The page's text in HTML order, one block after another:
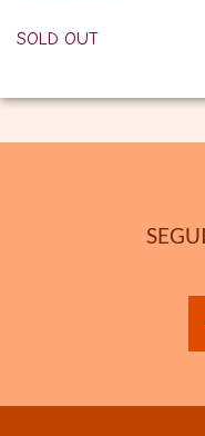
SOLD OUT